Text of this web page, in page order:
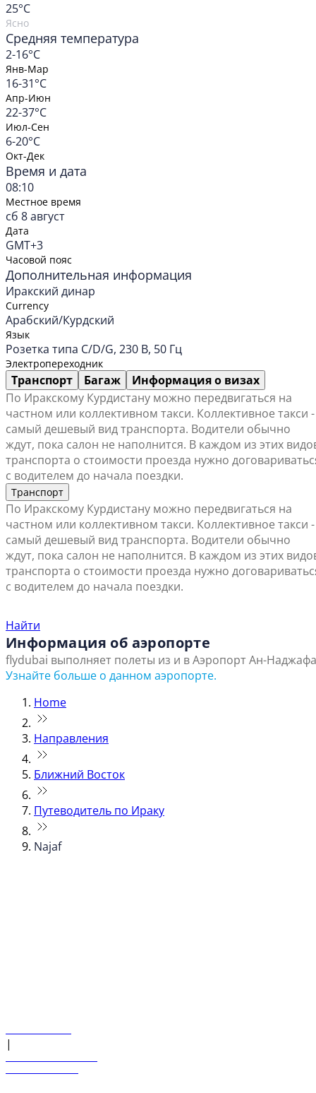
25°C
Ясно
Средняя температура
2-16°C
Янв-Мар
16-31°C
Апр-Июн
22-37°C
Июл-Сен
6-20°C
Окт-Дек
Время и дата
08:10
Местное время
сб 8 август
Дата
GMT+3
Часовой пояс
Дополнительная информация
Иракский динар
Currency
Арабский/Курдский
Язык
Розетка типа C/D/G, 230 В, 50 Гц
Электропереходник
Транспорт Багаж
Информация о визах
По Иракскому Курдистану можно передвигаться на
частном или коллективном такси. Коллективное такси -
самый дешевый вид транспорта. Водители обычно
ждут, пока салон не наполнится. В каждом из этих
транспорта о стоимости проезда нужно
с водителем до начала поездки.
Транспорт
По Иракскому Курдистану можно передвигаться на
частном или коллективном такси. Коллективное такси -
самый дешевый вид транспорта. Водители обычно
ждут, пока салон не наполнится. В каждом из этих
транспорта о стоимости проезда нужно
с водителем до начала поездки.
Найти
Информация об аэропорте
flydubai выполняет полеты из и в Аэропорт Ан-
Узнайте больше о данном аэропорте.
Home
Направления
Ближний Восток
Путеводитель по Ираку
Najaf
|